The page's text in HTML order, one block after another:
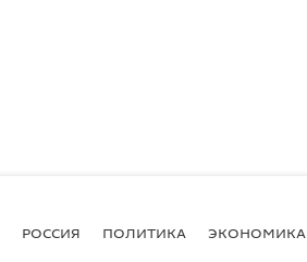
РОССИЯ ПОЛИТИКА ЭКОНОМИКА